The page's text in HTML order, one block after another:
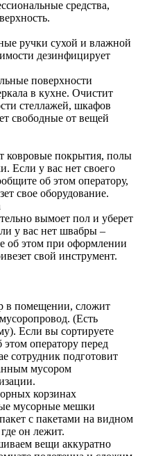
средства,
ручки сухой и влажной
дезинфицирует
поверхности
в кухне. Очистит
стеллажей, шкафов
свободные от вещей
ковровые покрытия, полы
Если у вас нет своего
об этом оператору,
свое оборудование.
вымоет пол и уберет
у вас нет швабры –
об этом при оформлении
свой инструмент.
в помещении, сложит
(Есть
Если вы сортируете
оператору перед
сотрудник подготовит
мусором
корзинах
мусорные мешки
с пакетами на видном
он лежит.
вещи аккуратно